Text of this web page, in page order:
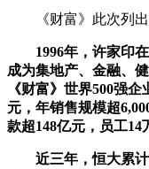
《财富》此次列
1996年，许家印
成为集地产、金融、
《财富》世界500强
元，年销售规模超
款超148亿元，员工14
近三年，恒大累